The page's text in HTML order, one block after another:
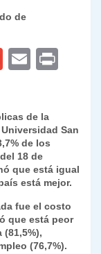
de
G
l
E
l
de la
San
de los
18 de
que está igual
está mejor.
fue el costo
que está peor
(76,7%).